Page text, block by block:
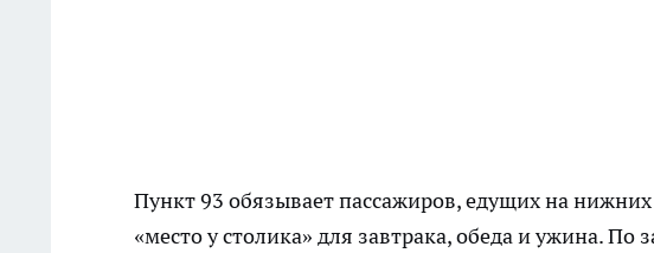
Пункт 93 обязывает пассажиров, едущих на нижних
«место у столика» для завтрака, обеда и ужина. По